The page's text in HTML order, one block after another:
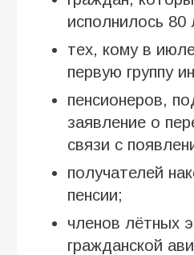
исполнилось 80
тех, кому в
первую группу
пенсионеров,
заявление о
связи с
получателей
пенсии;
членов лётных
гражданской